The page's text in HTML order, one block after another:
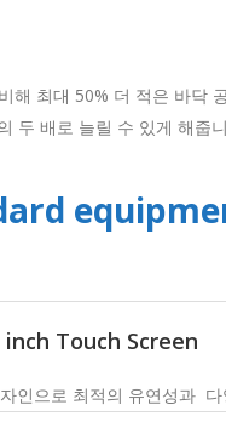
최대 50% 더 적은 바닥
두 배로 늘릴 수 있게 해줍
inch Touch Screen
인으로 최적의 유연성과